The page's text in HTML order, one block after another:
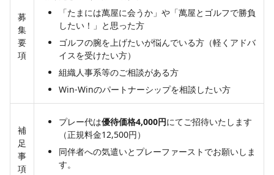
募
集
要
項
「たまには萬屋に会うか」や「萬屋とゴルフで勝負
したい！」と思った方
ゴルフの腕を上げたいが悩んでいる方（軽くアドバ
イスを受けたい方）
組織人事系等のご相談がある方
Win-Winのパートナーシップを相談したい方
補
足
事
項
プレー代は優待価格4,000円にてご招待いたします
（正規料金12,500円）
同伴者への気遣いとプレーファーストでお願いしま
す。